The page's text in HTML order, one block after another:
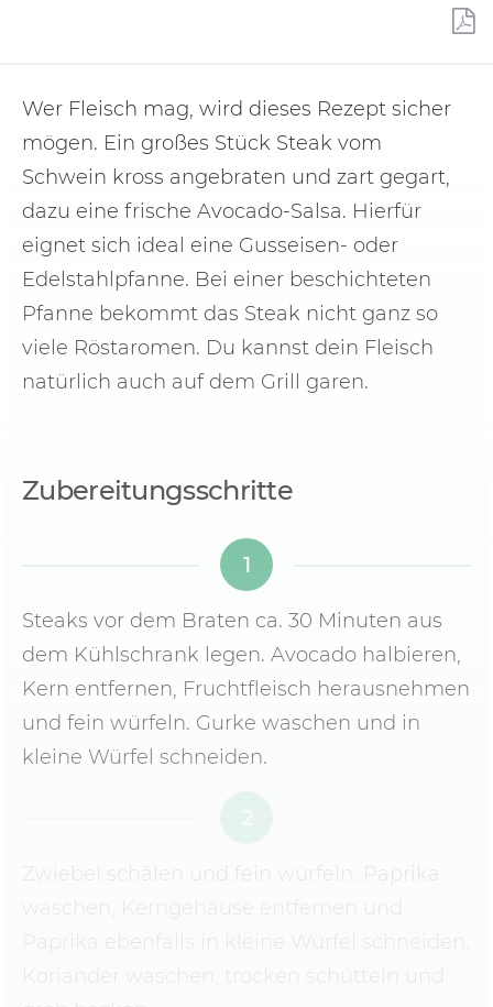
Wer Fleisch mag, wird dieses Rezept sicher
mögen. Ein großes Stück Steak vom
Schwein kross angebraten und zart gegart,
dazu eine frische Avocado-Salsa. Hierfür
eignet sich ideal eine Gusseisen- oder
Edelstahlpfanne. Bei einer beschichteten
Pfanne bekommt das Steak nicht ganz so
viele Röstaromen. Du kannst dein Fleisch
natürlich auch auf dem Grill garen.
Zubereitungsschritte
1
Steaks vor dem Braten ca. 30 Minuten aus
dem Kühlschrank legen. Avocado halbieren,
Kern entfernen, Fruchtfleisch herausnehmen
und fein würfeln. Gurke waschen und in
kleine Würfel schneiden.
Zwiebel schälen und fein würfeln. Paprika
waschen, Kerngehäuse entfernen und